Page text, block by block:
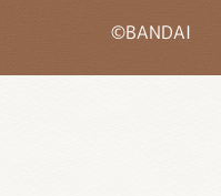
©BANDAI